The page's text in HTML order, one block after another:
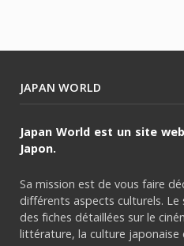
JAPAN WORLD
Japan World est un site
Japon.
Sa mission est de vous faire
différents aspects culturels.
des fiches détaillées sur le
littérature, la culture japonaise